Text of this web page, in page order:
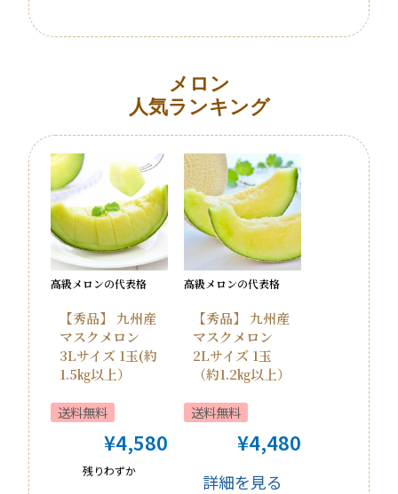
メロン
人気ランキング
高級メロンの代表格
【秀品】 九州産
マスクメロン
3Lサイズ 1玉(約
1.5㎏以上）
送料無料
¥4,580
残りわずか
高級メロンの代表格
【秀品】 九州産
マスクメロン
2Lサイズ 1玉
（約1.2㎏以上）
送料無料
¥4,480
詳細を見る